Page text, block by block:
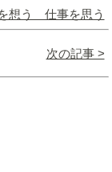
想う 仕事を思う
次の記事 >